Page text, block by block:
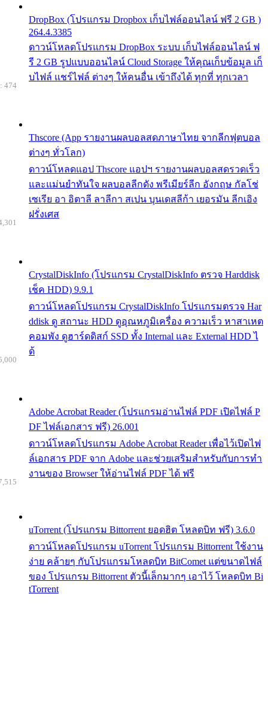
DropBox (โปรแกรม Dropbox เก็บไฟล์ออนไลน์ ฟรี 2 GB )
264.4.3385
ดาวน์โหลดโปรแกรม DropBox ระบบ เก็บไฟล์ออนไลน์ ฟ
รี 2 GB รูปแบบออนไลน์ Cloud Storage ให้คุณเก็บข้อมูล เก็
บไฟล์ แชร์ไฟล์ ต่างๆ ให้คนอื่น เข้าถึงได้ ทุกที่ ทุกเวลา
Thscore (App รายงานผลบอลสดภาษาไทย จากลีกฟุตบอล
ต่างๆ ทั่วโลก)
ดาวน์โหลดแอป Thscore แอปฯ รายงานผลบอลสดรวดเร็ว
และแม่นยำทันใจ ผลบอลลีกดัง พรีเมียร์ลีก อังกฤษ กัลโช่
เซเรีย อา อิตาลี ลาลีกา สเปน บุนเดสลีก้า เยอรมัน ลีกเอิง
ฝรั่งเศส
474
CrystalDiskInfo (โปรแกรม CrystalDiskInfo ตรวจ Harddisk
เช็ค HDD) 9.9.1
ดาวน์โหลดโปรแกรม CrystalDiskInfo โปรแกรมตรวจ Har
ddisk ดู สถานะ HDD ดูอุณหภูมิเครื่อง ความเร็ว หาสาเหต
คอมพัง ดูฮาร์ดดิสก์ SSD ทั้ง Internal และ External HDD ไ
ด้
Adobe Acrobat Reader (โปรแกรมอ่านไฟล์ PDF เปิดไฟล์ P
DF ไฟล์เอกสาร ฟรี) 26.001
ดาวน์โหลดโปรแกรม Adobe Acrobat Reader เพื่อไว้เปิดไฟ
ล์เอกสาร PDF จาก Adobe และช่วยเสริมสำหรับกับการทำ
งานของ Browser ให้อ่านไฟล์ PDF ได้ ฟรี
uTorrent (โปรแกรม Bittorrent ยอดฮิต โหลดบิท ฟรี) 3.6.0
ดาวน์โหลดโปรแกรม uTorrent โปรแกรม Bittorrent ใช้งาน
ง่าย คล้ายๆ กับโปรแกรมโหลดบิท BitComet แต่ขนาดไฟล์
ของ โปรแกรม Bittorrent ตัวนี้เล็กมากๆ เอาไว้ โหลดบิท Bi
tTorrent